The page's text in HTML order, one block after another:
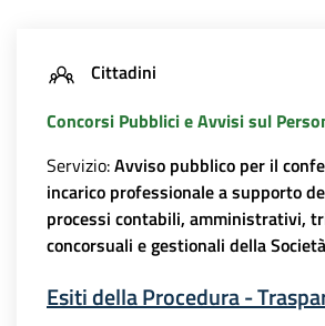
Cittadini
Concorsi Pubblici e Avvisi sul
Servizio:Avviso pubblico per il
incarico professionale a supporto
processi contabili, amministrativi,
concorsuali e gestionali della Società
Esiti della Procedura -